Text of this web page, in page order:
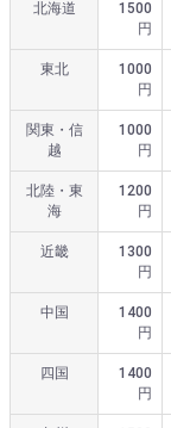
北海道
1500
円
東北
1000
円
関東・信
越
1000
円
北陸・東
海
1200
円
近畿
1300
円
中国
1400
円
四国
1400
円